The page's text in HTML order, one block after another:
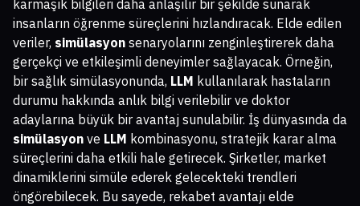
karmaşık bilgileri daha anlaşılır bir şekilde sunarak
insanların öğrenme süreçlerini hızlandıracak. Elde edilen
veriler, simülasyon senaryolarını zenginleştirerek daha
gerçekçi ve etkileşimli deneyimler sağlayacak. Örneğin,
bir sağlık simülasyonunda, LLM kullanılarak hastaların
durumu hakkında anlık bilgi verilebilir ve doktor
adaylarına büyük bir avantaj sunulabilir. İş dünyasında da
simülasyon ve LLM kombinasyonu, stratejik karar alma
süreçlerini daha etkili hale getirecek. Şirketler, market
dinamiklerini simüle ederek gelecekteki trendleri
öngörebilecek. Bu sayede, rekabet avantajı elde